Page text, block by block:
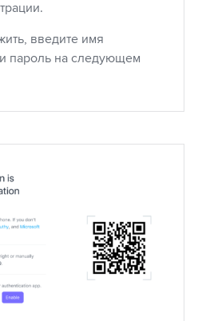
введите имя
пароль на следующем